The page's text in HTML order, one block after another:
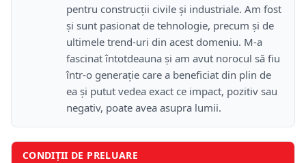
pentru construcții civile și industriale. Am fost
și sunt pasionat de tehnologie, precum și de
ultimele trend-uri din acest domeniu. M-a
fascinat întotdeauna și am avut norocul să fiu
într-o generație care a beneficiat din plin de
ea și putut vedea exact ce impact, pozitiv sau
negativ, poate avea asupra lumii.
CONDIȚII DE PRELUARE